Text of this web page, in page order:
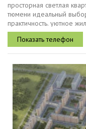
просторная светлая
тюмени идеальный
практичность. уютное
пожилым людям или
доступностью до...